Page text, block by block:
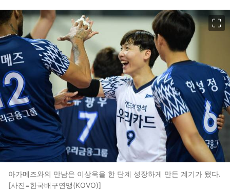
아가메즈와의 만남은 이상욱을 한 단계 성장하게 만든 계기가 됐다.
[사진=한국배구연맹(KOVO)]